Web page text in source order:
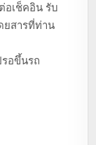
อเช็คอิน รับ
ยสารที่ท่าน
รอขึ้นรถ